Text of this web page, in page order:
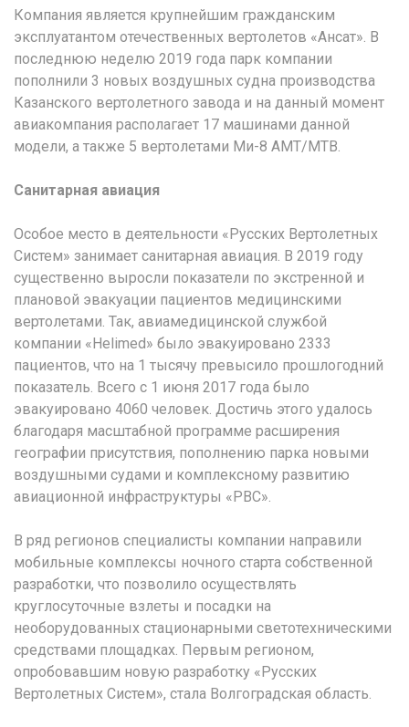
Компания является крупнейшим гражданским
эксплуатантом отечественных вертолетов «Ансат». В
последнюю неделю 2019 года парк компании
пополнили 3 новых воздушных судна производства
Казанского вертолетного завода и на данный момент
авиакомпания располагает 17 машинами данной
модели, а также 5 вертолетами Ми-8 АМТ/МТВ.
Санитарная авиация
Особое место в деятельности «Русских Вертолетных
Систем» занимает санитарная авиация. В 2019 году
существенно выросли показатели по экстренной и
плановой эвакуации пациентов медицинскими
вертолетами. Так, авиамедицинской службой
компании «Helimed» было эвакуировано 2333
пациентов, что на 1 тысячу превысило прошлогодний
показатель. Всего с 1 июня 2017 года было
эвакуировано 4060 человек. Достичь этого удалось
благодаря масштабной программе расширения
географии присутствия, пополнению парка новыми
воздушными судами и комплексному развитию
авиационной инфраструктуры «РВС».
В ряд регионов специалисты компании направили
мобильные комплексы ночного старта собственной
разработки, что позволило осуществлять
круглосуточные взлеты и посадки на
необорудованных стационарными светотехническими
средствами площадках. Первым регионом,
опробовавшим новую разработку «Русских
Вертолетных Систем», стала Волгоградская область.